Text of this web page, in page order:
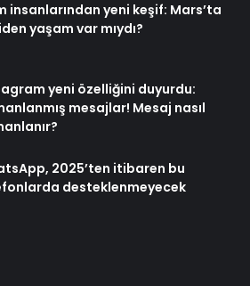
insanlarından yeni keşif: Mars’ta
yaşam var mıydı?
yeni özelliğini duyurdu:
mesajlar! Mesaj nasıl
2025’ten itibaren bu
desteklenmeyecek